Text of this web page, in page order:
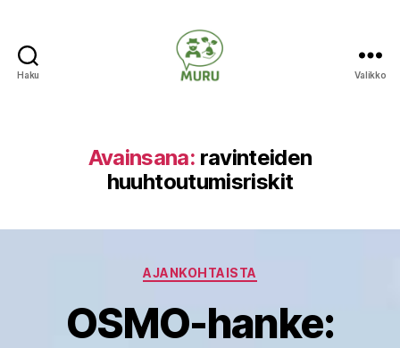
Haku Valikko
Avainsana: ravinteiden
huuhtoutumisriskit
Kategoriat
AJANKOHTAISTA
OSMO-hanke: